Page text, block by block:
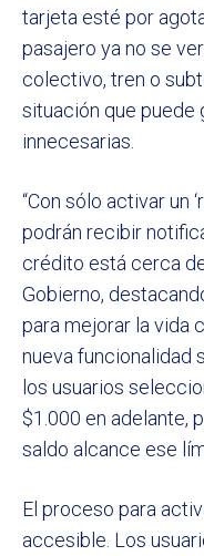
tarjeta esté por
pasajero ya no se
colectivo, tren o
situación que puede
innecesarias.
“Con sólo activar un
podrán recibir
crédito está cerca
Gobierno,
para mejorar la vida
nueva funcionalidad
los usuarios
$1.000 en adelante,
saldo alcance ese
El proceso para
accesible. Los